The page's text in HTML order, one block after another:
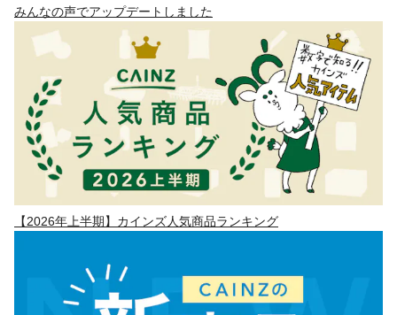
みんなの声でアップデートしました
【2026年上半期】カインズ人気商品ランキング